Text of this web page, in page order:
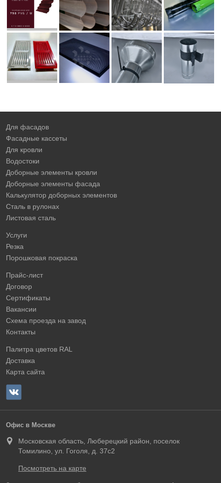
Для фасадов
Фасадные кассеты
Для кровли
Водостоки
Доборные элементы кровли
Доборные элементы фасада
Калькулятор доборных элементов
Сталь в рулонах
Листовая сталь
Услуги
Резка
Порошковая покраска
Прайс-лист
Договор
Сертификаты
Вакансии
Схема проезда на завод
Контакты
Палитра цветов RAL
Доставка
Карта сайта
Офис в Москве
Московская область, Люберецкий район, поселок
Томилино, ул. Гоголя, д. 37с2
Посмотреть на карте